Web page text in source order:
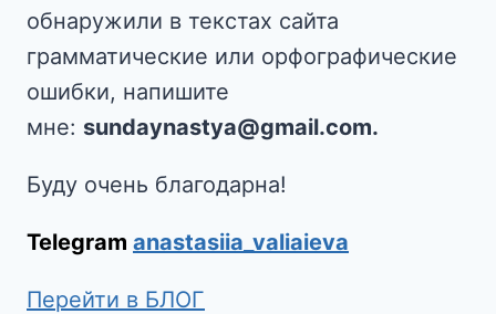
обнаружили в текстах сайта
грамматические или орфографические
ошибки, напишите
мне: sundaynastya@gmail.com.
Буду очень благодарна!
Telegram anastasiia_valiaieva
Перейти в БЛОГ